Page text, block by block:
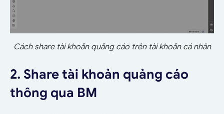
Cách share tài khoản quảng cáo trên tài khoản cá nhân
2. Share tài khoản quảng cáo
thông qua BM